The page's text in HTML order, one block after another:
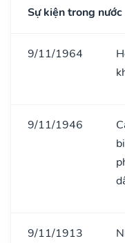
Sự kiện trong nước
9/11/1964
9/11/1946
9/11/1913